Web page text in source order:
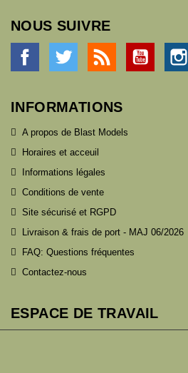
NOUS SUIVRE
Facebook Twitter YouTube
INFORMATIONS
A propos de Blast Models
Horaires et acceuil
Informations légales
Conditions de vente
Site sécurisé et RGPD
Livraison & frais de port - MAJ 06/2026
FAQ: Questions fréquentes
Contactez-nous
ESPACE DE TRAVAIL